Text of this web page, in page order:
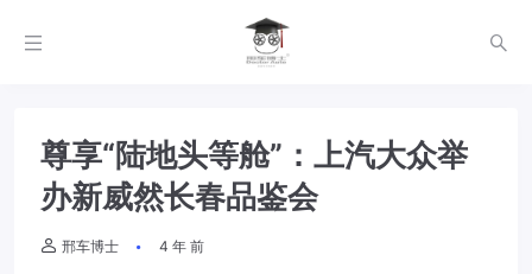
尊享“陆地头等舱”：上汽大众举
办新威然长春品鉴会
邢车博士 4 年 前